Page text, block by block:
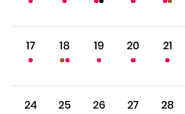
17 18 19 20 21
24 25 26 27 28